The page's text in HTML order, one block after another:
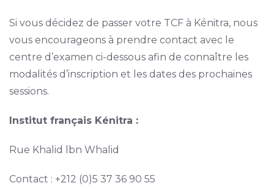
Si vous décidez de passer votre TCF à Kénitra, nous
vous encourageons à prendre contact avec le
centre d’examen ci-dessous afin de connaître les
modalités d’inscription et les dates des prochaines
sessions.
Institut français Kénitra :
Rue Khalid lbn Whalid
Contact : +212 (0)5 37 36 90 55